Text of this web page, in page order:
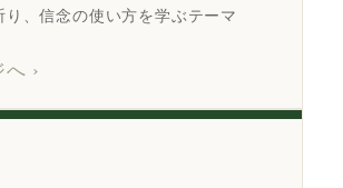
り、信念の使い方を学ぶテーマ
›